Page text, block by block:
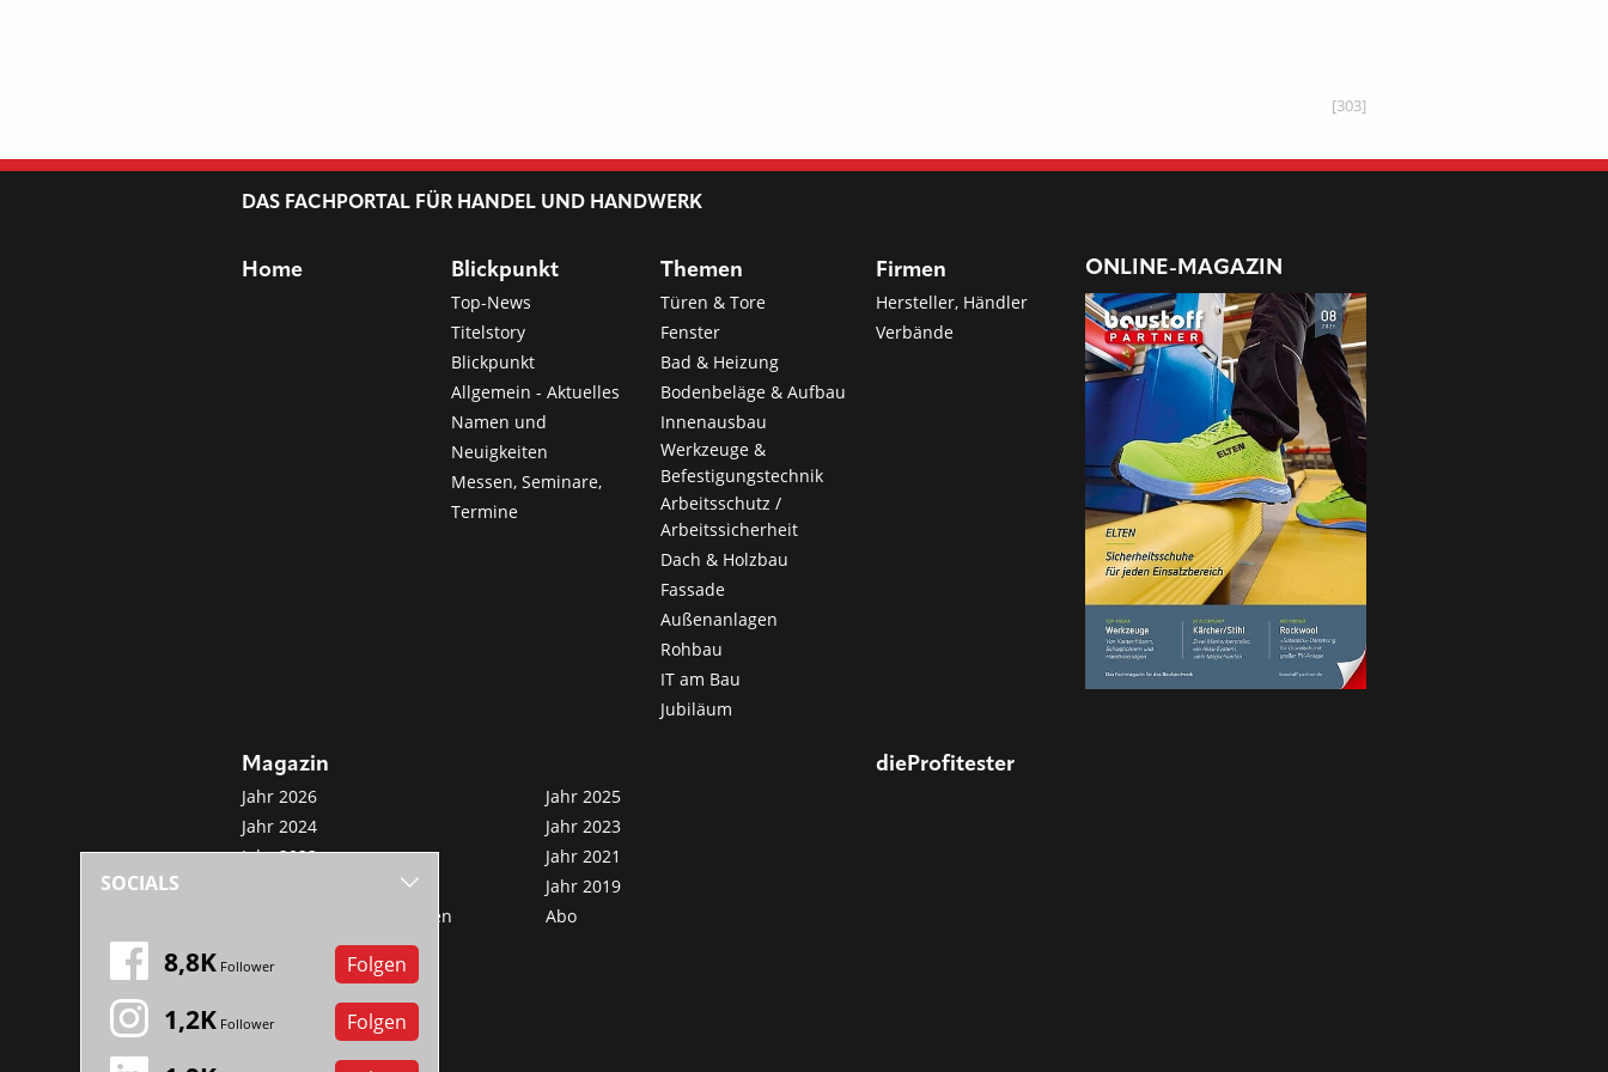
[303]
DAS FACHPORTAL FÜR HANDEL UND HANDWERK
Home Blickpunkt
Top-News
Titelstory
Blickpunkt
Allgemein - Aktuelles
Namen und
Neuigkeiten
Messen, Seminare,
Termine
Themen
Türen & Tore
Fenster
Bad & Heizung
Bodenbeläge & Aufbau
Innenausbau
Werkzeuge &
Befestigungstechnik
Arbeitsschutz /
Arbeitssicherheit
Dach & Holzbau
Fassade
Außenanlagen
Rohbau
IT am Bau
Jubiläum
Firmen
Hersteller, Händler
Verbände
Magazin
Jahr 2026
Jahr 2025
Jahr 2024
Jahr 2023
Jahr 2022
Jahr 2021
Jahr 2019
Sonderveröffentlichungen
Abo
dieProfitester
ONLINE-MAGAZIN
SOCIALS
8,8K Follower Folgen
1,2K Follower Folgen